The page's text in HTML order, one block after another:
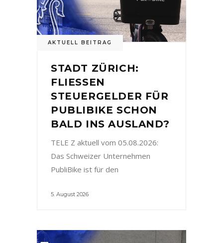
AKTUELL BEITRAG
STADT ZÜRICH:
FLIESSEN
STEUERGELDER FÜR
PUBLIBIKE SCHON
BALD INS AUSLAND?
TELE Z aktuell vom 05.08.2026:
Das Schweizer Unternehmen
PubliBike ist für den
5. August 2026